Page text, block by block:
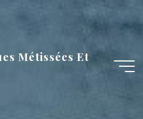
Métissées Et